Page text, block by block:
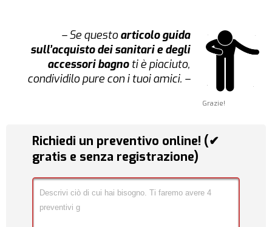
Grazie!
– Se questoarticolo guida
sull’acquisto dei sanitari e degli
accessori bagnoti è piaciuto,
condividilo pure con i tuoi amici. –
Richiedi un preventivo online! (✔
gratis e senza registrazione)